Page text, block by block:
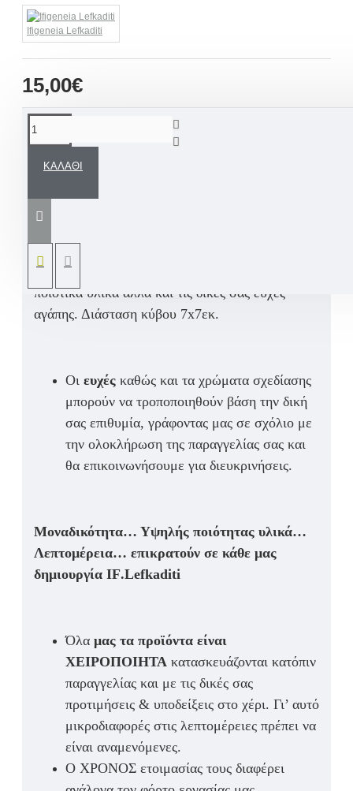
15,00€
Ifigeneia Lefkaditi
ΚΑΛΆΘΙ
ευχών. Ένα υπέροχο διακοσμητικό γούρι με
χειροποίητο σχεδιασμό, την ζωγραφική, τα
ποιοτικά υλικά αλλά και τις δικές σας ευχές
αγάπης. Διάσταση κύβου 7x7εκ.
Οι ευχές καθώς και τα χρώματα σχεδίασης
μπορούν να τροποποιηθούν βάση την δική
σας επιθυμία, γράφοντας μας σε σχόλιο με
την ολοκλήρωση της παραγγελίας σας και
θα επικοινωνήσουμε για διευκρινήσεις.
Μοναδικότητα… Υψηλής ποιότητας υλικά…
Λεπτομέρεια… επικρατούν σε κάθε μας
δημιουργία IF.Lefkaditi
Όλα μας τα προϊόντα είναι
ΧΕΙΡΟΠΟΙΗΤΑ κατασκευάζονται κατόπιν
παραγγελίας και με τις δικές σας
προτιμήσεις & υποδείξεις στο χέρι. Γι’ αυτό
μικροδιαφορές στις λεπτομέρειες πρέπει να
είναι αναμενόμενες.
Ο ΧΡΟΝΟΣ ετοιμασίας τους διαφέρει